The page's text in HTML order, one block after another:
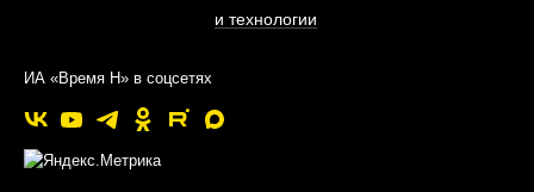
и технологии
ИА «Время Н» в соцсетях